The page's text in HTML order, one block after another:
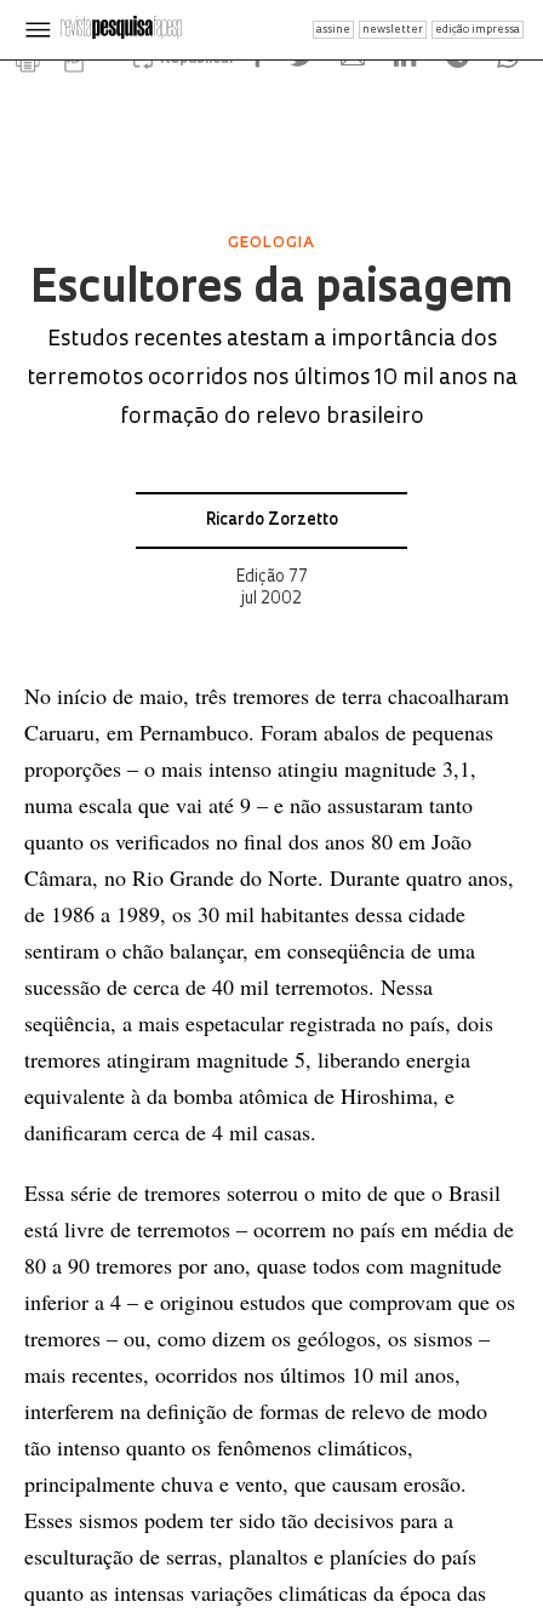
assine newsletter edição impressa
Republicar
GEOLOGIA
Escultores da paisagem
Estudos recentes atestam a importância dos
terremotos ocorridos nos últimos 10 mil anos na
formação do relevo brasileiro
Ricardo Zorzetto
Edição 77
jul 2002
No início de maio, três tremores de terra chacoalharam
Caruaru, em Pernambuco. Foram abalos de pequenas
proporções – o mais intenso atingiu magnitude 3,1,
numa escala que vai até 9 – e não assustaram tanto
quanto os verificados no final dos anos 80 em João
Câmara, no Rio Grande do Norte. Durante quatro anos,
de 1986 a 1989, os 30 mil habitantes dessa cidade
sentiram o chão balançar, em conseqüência de uma
sucessão de cerca de 40 mil terremotos. Nessa
seqüência, a mais espetacular registrada no país, dois
tremores atingiram magnitude 5, liberando energia
equivalente à da bomba atômica de Hiroshima, e
danificaram cerca de 4 mil casas.
Essa série de tremores soterrou o mito de que o Brasil
está livre de terremotos – ocorrem no país em média de
80 a 90 tremores por ano, quase todos com magnitude
inferior a 4 – e originou estudos que comprovam que os
tremores – ou, como dizem os geólogos, os sismos –
mais recentes, ocorridos nos últimos 10 mil anos,
interferem na definição de formas de relevo de modo
tão intenso quanto os fenômenos climáticos,
principalmente chuva e vento, que causam erosão.
Esses sismos podem ter sido tão decisivos para a
esculturação de serras, planaltos e planícies do país
quanto as intensas variações climáticas da época das